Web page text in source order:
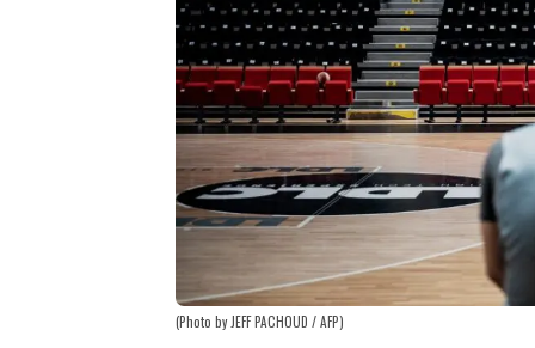
(Photo by JEFF PACHOUD / AFP)